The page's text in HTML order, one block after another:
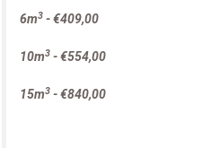
6m3 -€409,00
10m3 -€554,00
15m3 -€840,00